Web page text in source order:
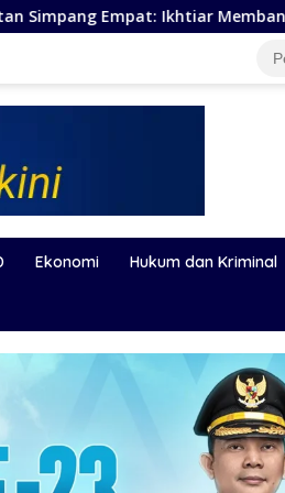
Generasi Qur’ani
Ekonomi Hukum dan Kriminal